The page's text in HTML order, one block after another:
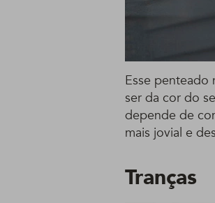
Esse
ser da cor do
depende de
mais jovial e
Tranças